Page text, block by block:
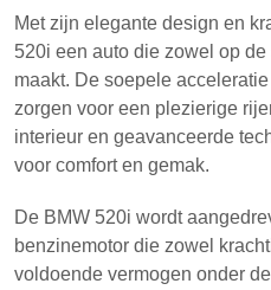
Met zijn elegante design en
520i een auto die zowel op
maakt. De soepele
zorgen voor een plezierige
interieur en geavanceerde
voor comfort en gemak.
De BMW 520i wordt
benzinemotor die zowel
voldoende vermogen onder